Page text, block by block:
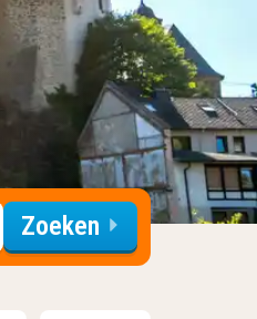
Zoeken